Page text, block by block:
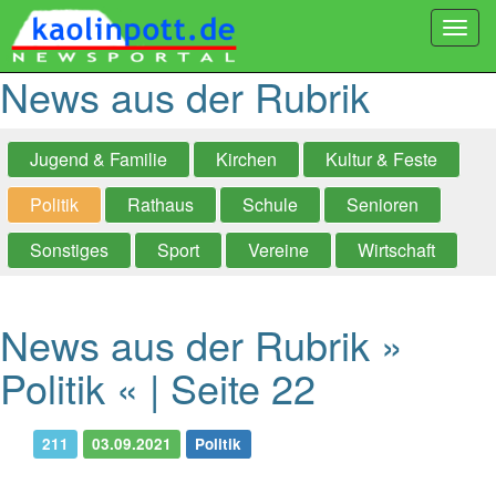
News aus der Rubrik
Jugend & Familie Kirchen
Kultur & Feste
Politik
Rathaus Schule
Senioren
Sonstiges
Sport Vereine Wirtschaft
News aus der Rubrik »
Politik « | Seite 22
211 03.09.2021 Politik